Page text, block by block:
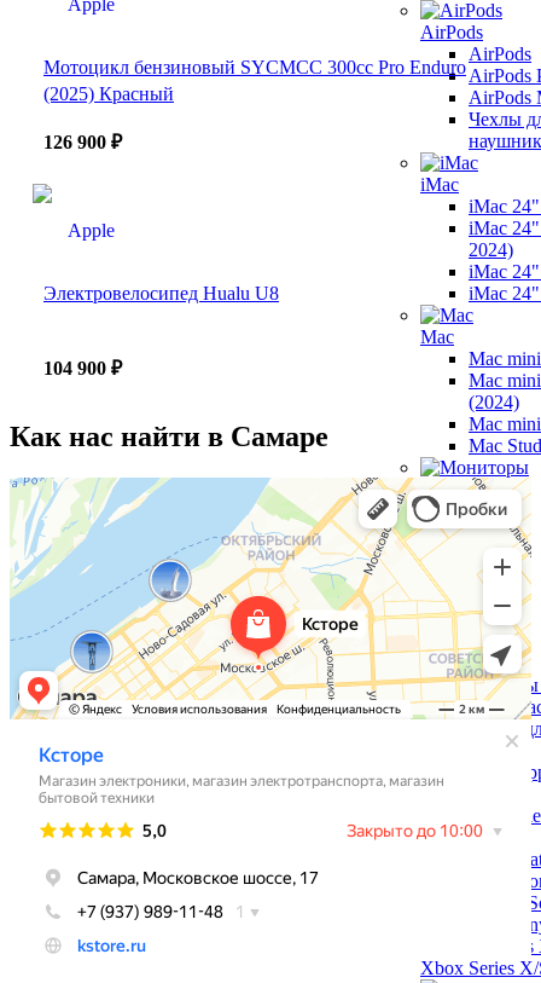
AirPods
AirPods
AirPods
AirPods
Чехлы
iMac
iMac
iMac
2024)
iMac
iMac
Mac
Mac
Mac
(2024)
Mac
Mac
Мониторы
Vision Pro
Apple TV
HomePod
AirTag
Аксессуары
iMac и iPad
Техника
REF
Sony
Геймпады
Xbox Series X/
Мотоцикл бензиновый SYCMCC 300cc Pro Enduro
(2025) Красный
126 900 ₽
Электровелосипед Hualu U8
104 900 ₽
Как нас найти в Самаре